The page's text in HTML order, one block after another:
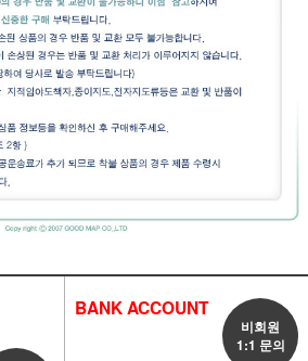
BANK ACCOUNT
비회원
1:1 문의